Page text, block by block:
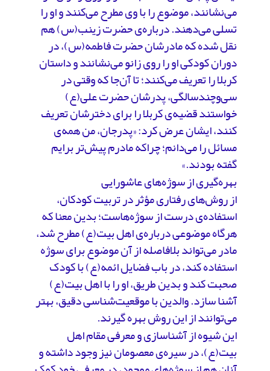
می‌نشانند، موضوع را با وی مطرح می‌کنند و او را
تسلی می‌دهند. درباره‌ی حضرت زینب(س) هم
نقل شده که مادرشان حضرت فاطمه(س)، در
دوران کودکی او را روی زانو می‌نشانند و داستان
کربلا را تعریف می‌کنند؛ تا آن‌جا که وقتی در
سی‌وچندسالگی، پدرشان حضرت علی(ع)
خواستند قضیه‌ی کربلا را برای دخترشان تعریف
کنند، ایشان عرض کرد: «پدرجان، من همه‌ی
مسائل را می‌دانم؛ چراکه مادرم پیش‌تر برایم
گفته بودند.»
بهره‌گیری از سوژه‌های عاشورایی
از روش‌های رفتاری مؤثر در تربیت کودکان،
استفاده‌ی درست از سوژه‌هاست؛ بدین معنا که
هرگاه موضوعی درباره‌ی اهل بیت(ع) مطرح شد،
مادر می‌تواند بلافاصله از آن موضوع برای سوژه
استفاده کند، در باب فضایل ائمه(ع) با کودک
صحبت کند و بدین طریق، او را با اهل بیت(ع)
آشنا سازد. والدین با موقعیت‌شناسی دقیق، بهتر
می‌توانند از این روش بهره گیرند.
این شیوه از آشناسازی و معرفی مقام اهل
بیت(ع)، در سیره‌ی معصومان نیز وجود داشته و